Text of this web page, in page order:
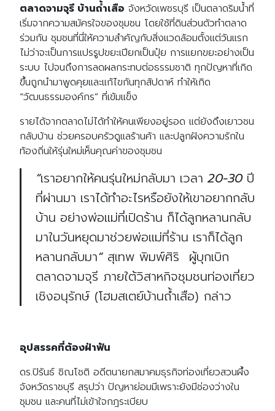
ตลาดจามจุรี บ้านถ้ำเสือ จังหวัดเพชรบุรี เป็นตลาดริมน้ำที่
เริ่มจากความสมัครใจของชุมชน โดยใช้ที่ดินส่วนตัวทำตลาด
ร่วมกัน ชุมชนที่นี่ให้ความสำคัญกับสิ่งแวดล้อมตั้งแต่วันแรก
ไม่ว่าจะเป็นการแปรรูปขยะเปียกเป็นปุ๋ย การแยกขยะอย่างเป็น
ระบบ ไปจนถึงการลดผลกระทบต่อธรรมชาติ ทุกปัญหาที่เกิด
ขึ้นถูกนำมาพูดคุยและแก้ไขกันทุกสัปดาห์ ทำให้เกิด
“วัฒนธรรมองค์กร” ที่เข้มแข็ง
รายได้จากตลาดไม่ได้ทำให้คนเพียงอยู่รอด แต่ยังดึงเยาวชน
กลับบ้าน ช่วยครอบครัวดูแลร้านค้า และปลูกฝังความรักใน
ท้องถิ่นให้รุ่นใหม่เห็นคุณค่าของชุมชน
“เราอยากให้คนรุ่นใหม่กลับมา เวลา 20-30 ปี
ที่ผ่านมา เราได้ทำอะไรหรือยังให้เขาอยากกลับ
บ้าน อย่างพ่อแม่ที่เปิดร้าน ก็ได้ลูกหลานกลับ
มาในวันหยุดมาช่วยพ่อแม่ที่ร้าน เราก็ได้ลูก
หลานกลับมา“ สุเทพ พิมพ์ศิริ ผู้บุกเบิก
ตลาดจามจุรี ภายใต้วิสาหกิจชุมชนท่องเที่ยว
เชิงอนุรักษ์ (โฮมสเตย์บ้านถ้ำเสือ) กล่าว
อุปสรรคที่ต้องฝ่าฟัน
ดร.ปิรันธ์ ชิณโชติ อดีตนายกสมาคมธุรกิจท่องเที่ยวสวนผึ้ง
จังหวัดราชบุรี สรุปว่า ปัญหาย่อมมีเพราะยังมีช่องว่างใน
ชุมชน และคนที่ไม่เข้าใจกฎระเบียบ